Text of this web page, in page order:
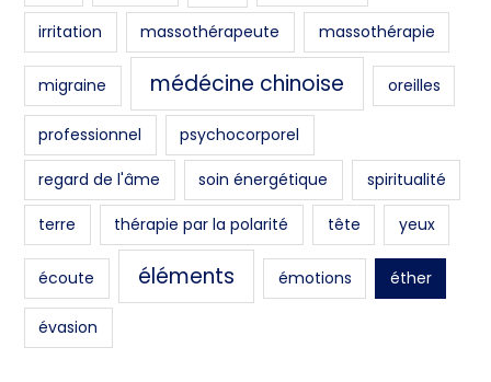
irritation massothérapeute massothérapie
migraine médécine chinoise oreilles
professionnel psychocorporel
regard de l'âme soin énergétique spiritualité
terre thérapie par la polarité tête yeux
écoute éléments émotions éther
évasion